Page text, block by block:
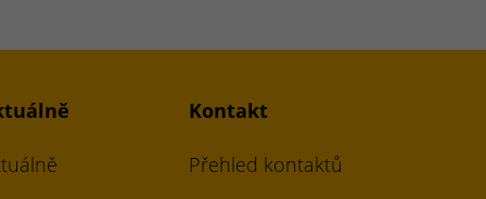
Kontakt
Přehled kontaktů